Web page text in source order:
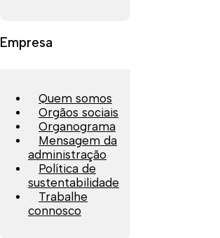
Empresa
Quem somos
Orgãos sociais
Organograma
Mensagem da
administração
Política de
sustentabilidade
Trabalhe
connosco